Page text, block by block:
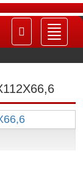
ein-/